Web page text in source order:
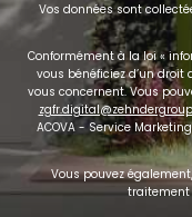
Vos données sont
Conformément à la loi «
vous bénéficiez d’un
vous concernent. Vous
ACOVA - Service
Vous pouvez
traitement